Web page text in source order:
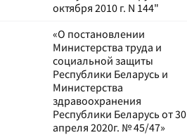
октября 2010 г. N 144"
«О постановлении
Министерства труда и
социальной защиты
Республики Беларусь и
Министерства
здравоохранения
Республики Беларусь от 30
апреля 2020г. № 45/47»